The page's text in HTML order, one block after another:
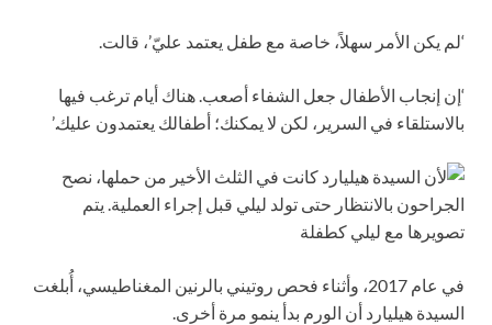
‘لم يكن الأمر سهلاً، خاصة مع طفل يعتمد عليّ’، قالت.
‘إن إنجاب الأطفال جعل الشفاء أصعب. هناك أيام ترغب فيها
بالاستلقاء في السرير، لكن لا يمكنك؛ أطفالك يعتمدون عليك.’
في عام 2017، وأثناء فحص روتيني بالرنين المغناطيسي، أُبلغت
السيدة هيليارد أن الورم بدأ ينمو مرة أخرى.